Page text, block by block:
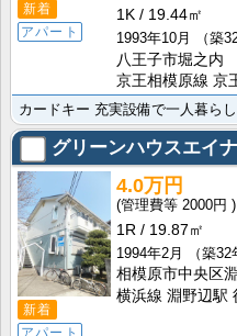
新着
アパート
1K
19.44㎡
1993年10月
（築
八王子市堀之内
京王相模原線 京
グリーンハウスエイナ
新着
アパート
4.0万円
2000円
1R
19.87㎡
1994年2月
（築32
相模原市中央区
横浜線 淵野辺駅